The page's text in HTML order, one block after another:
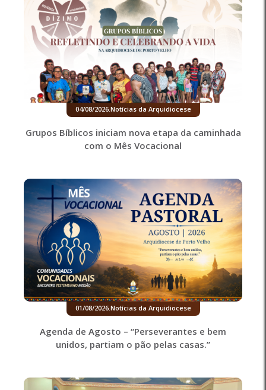
04/08/2026.Notícias da Arquidiocese
Grupos Bíblicos iniciam nova etapa da caminhada
com o Mês Vocacional
01/08/2026.Notícias da Arquidiocese
Agenda de Agosto – “Perseverantes e bem
unidos, partiam o pão pelas casas.”